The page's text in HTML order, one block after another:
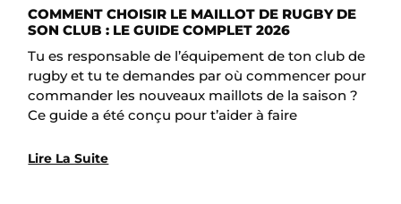
COMMENT CHOISIR LE MAILLOT DE RUGBY DE
SON CLUB : LE GUIDE COMPLET 2026
Tu es responsable de l’équipement de ton club de
rugby et tu te demandes par où commencer pour
commander les nouveaux maillots de la saison ?
Ce guide a été conçu pour t’aider à faire
Lire La Suite